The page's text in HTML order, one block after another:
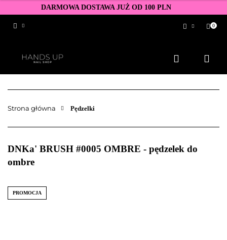
DARMOWA DOSTAWA JUŻ OD 100 PLN
Zarejestruj się
Dodaj zgłoszenie
Zgody cookies
0
Strona główna Pędzelki
DNKa' BRUSH #0005 OMBRE - pędzelek do
ombre
PROMOCJA